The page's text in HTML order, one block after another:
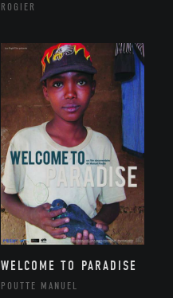
ROGIER
WELCOME TO PARADISE
POUTTE MANUEL